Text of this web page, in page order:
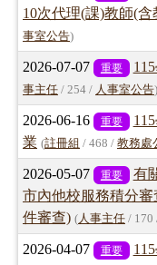
10次代理(課)教師(
事室公告)
2026-07-07 重要
事主任 / 254 / 人事室公告)
2026-06-16 重要
業 (註冊組 / 468 / 教務處
2026-05-07 重要
有
市內他校服務積分審
件審查) (人事主任 / 170
2026-04-07 重要